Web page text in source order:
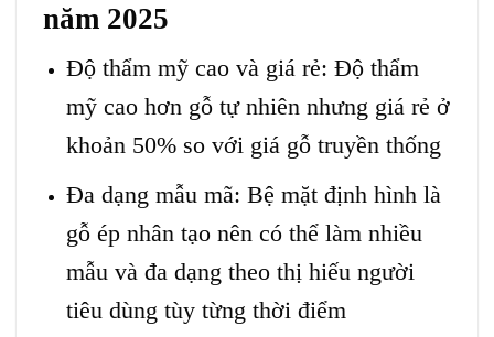
năm 2025
Độ thẩm mỹ cao và giá rẻ: Độ thẩm
mỹ cao hơn gỗ tự nhiên nhưng giá rẻ ở
khoản 50% so với giá gỗ truyền thống
Đa dạng mẫu mã: Bệ mặt định hình là
gỗ ép nhân tạo nên có thể làm nhiều
mẫu và đa dạng theo thị hiếu người
tiêu dùng tùy từng thời điểm